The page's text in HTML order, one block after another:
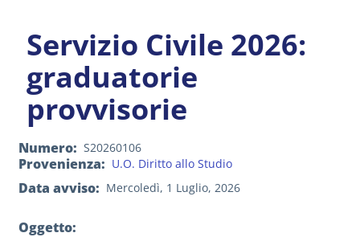
Servizio Civile 2026:
graduatorie
provvisorie
Numero S20260106
Provenienza U.O. Diritto allo Studio
Data avviso Mercoledì, 1 Luglio, 2026
Oggetto: